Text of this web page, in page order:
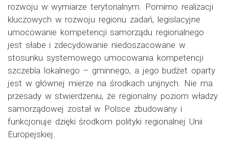
rozwoju w wymiarze terytorialnym. Pomimo realizacji
kluczowych w rozwoju regionu zadań, legislacyjne
umocowanie kompetencji samorządu regionalnego
jest słabe i zdecydowanie niedoszacowane w
stosunku systemowego umocowania kompetencji
szczebla lokalnego – gminnego, a jego budżet oparty
jest w głównej mierze na środkach unijnych. Nie ma
przesady w stwierdzeniu, że regionalny poziom władzy
samorządowej został w Polsce zbudowany i
funkcjonuje dzięki środkom polityki regionalnej Unii
Europejskiej.